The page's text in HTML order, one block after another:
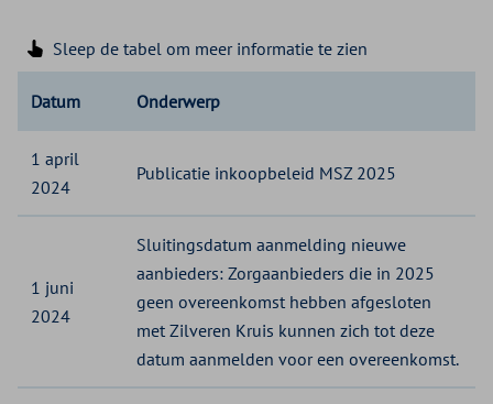
Sleep de tabel om meer informatie te zien
Datum Onderwerp
1 april
2024
Publicatie inkoopbeleid MSZ 2025
1 juni
2024
Sluitingsdatum aanmelding nieuwe
aanbieders: Zorgaanbieders die in 2025
geen overeenkomst hebben afgesloten
met Zilveren Kruis kunnen zich tot deze
datum aanmelden voor een overeenkomst.